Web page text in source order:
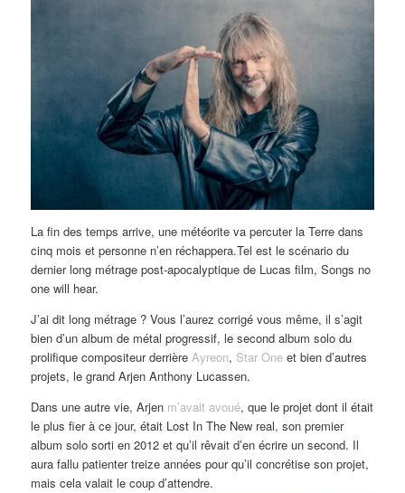
La fin des temps arrive, une météorite va percuter la Terre dans
cinq mois et personne n’en réchappera.Tel est le scénario du
dernier long métrage post-apocalyptique de Lucas film, Songs no
one will hear.
J’ai dit long métrage ? Vous l’aurez corrigé vous même, il s’agit
bien d’un album de métal progressif, le second album solo du
prolifique compositeur derrièreAyreon, Star One et bien d’autres
projets, le grand Arjen Anthony Lucassen.
Dans une autre vie, Arjen m’avait avoué, que le projet dont il était
le plus fier à ce jour, était Lost In The New real, son premier
album solo sorti en 2012 et qu’il rêvait d’en écrire un second. Il
aura fallu patienter treize années pour qu’il concrétise son projet,
mais cela valait le coup d’attendre.